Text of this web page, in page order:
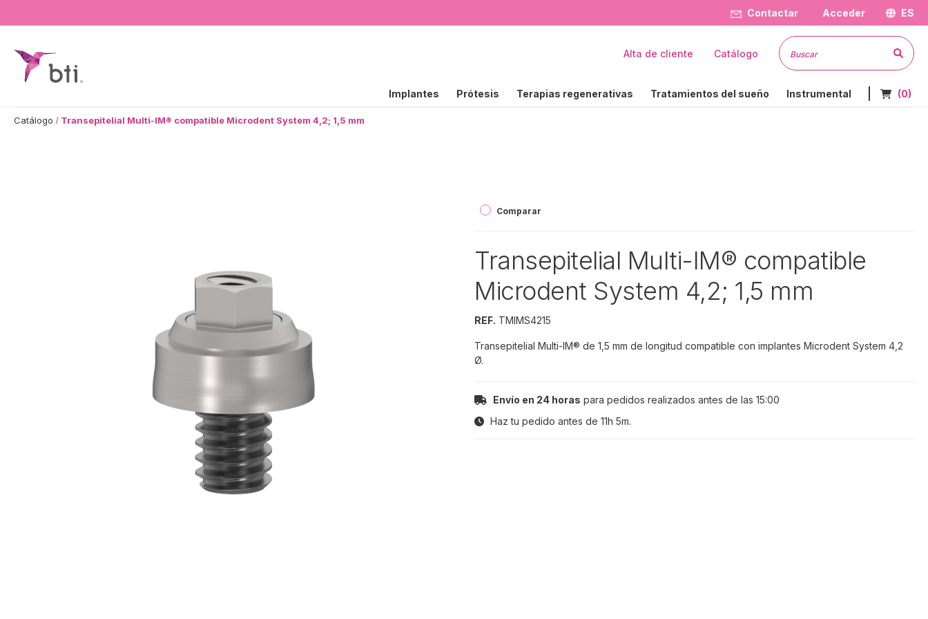
Contactar Acceder ES
BTI - Human Tecnology
Implantes Prótesis Terapias regenerativas Tratamientos del sueño Instrumental Nº de
(0)
Alta de cliente Catálogo
Catálogo Transepitelial Multi-IM® compatible Microdent System 4,2; 1,5 mm
Comparar
Transepitelial Multi-IM® compatible
Microdent System 4,2; 1,5 mm
REF. TMIMS4215
Transepitelial Multi-IM® de 1,5 mm de longitud compatible con implantes Microdent System 4,2
Ø.
Envío en 24 horas para pedidos realizados antes de las 15:00
Haz tu pedido antes de 11h 5m.